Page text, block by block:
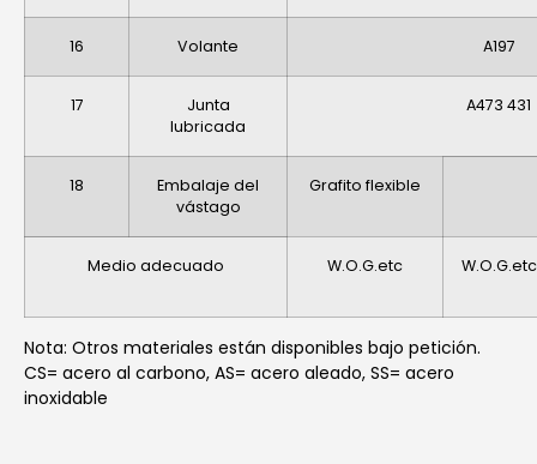
16 Volante A197
17
Junta
lubricada
A473 431
18
Embalaje del
vástago
Grafito flexible
Medio adecuado W.O.G.etc W.O.G.etc
Nota: Otros materiales están disponibles bajo petición.
CS= acero al carbono, AS= acero aleado, SS= acero
inoxidable